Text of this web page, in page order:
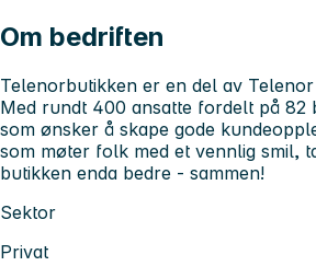
Om bedriften
Telenorbutikken er en del av
Med rundt 400 ansatte fordelt på 82
som ønsker å skape gode
som møter folk med et vennlig smil,
butikken enda bedre - sammen!
Sektor
Privat